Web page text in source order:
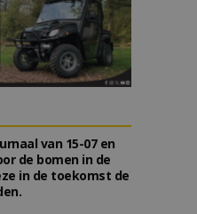
van 15-07 en
de bomen in de
in de toekomst de